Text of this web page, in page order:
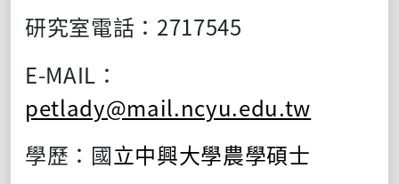
研究室電話：2717545
E-MAIL：
petlady@mail.ncyu.edu.tw
學歷：國立中興大學農學碩士